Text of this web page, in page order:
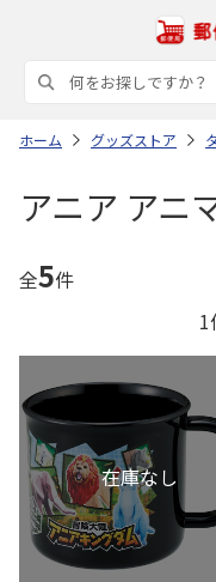
ホーム グッズストア
アニア アニ
全5件
1